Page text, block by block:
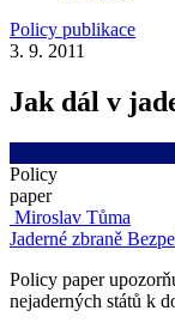
Policy publikace
3. 9. 2011
Jak dál v
Policy
paper
Miroslav Tůma
Jaderné zbraně
Policy paper
nejaderných států k